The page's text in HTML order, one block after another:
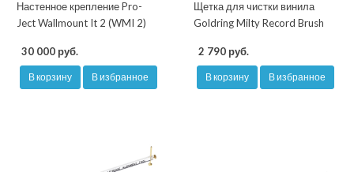
Настенное крепление Pro-
Ject Wallmount It 2 (WMI 2)
30 000 руб.
В корзину В избранное
Щетка для чистки винила
Goldring Milty Record Brush
2 790 руб.
В корзину В избранное